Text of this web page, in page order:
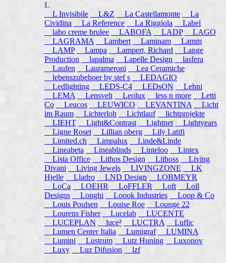
L
L Invisibile
L&Z La Castellamonte
La
Cividina
La Reference La Riggiola
Label
labo creme brulee
LABOFA LADP
LAGO
LAGRAMA
Lambert Laminam
Lamm
LAMP
Lampa Lampert, Richard
Lange
Production
lapalma Lapelle Design
lasfera
Laufen
Laurameroni
Lea Ceramiche
lebenszubehoer by stef s
LEDAGIO
Ledlighting
LEDS-C4 LEDsON
Lehni
LEMA
Lensvelt Leolux less n more
Letti
Co
Leucos LEUWICO LEVANTINA
Licht
im Raum
Lichterloh Lichtlauf lichtprojekte
LIEHT
Light&Contrast Lightnet
Lightyears
Ligne Roset
Lillian oberg
Lily Latifi
Limited.ch
Limpalux
Linde&Linde
Lineabeta
Lineablinds Linteloo
Lintex
Lista Office Lithos Design Lithoss
Living
Divani
Living Jewels LIVINGZONE
LK
Hjelle
Lladro LND Design
LOBMEYR
LoCa
LOEHR LoFFLER Loft
Loll
Designs
Longhi Loook Industries
Loop & Co
Louis Poulsen
Louise Roe
Lounge 22
Lourens Fisher
Lucelab
LUCENTE
LUCEPLAN
luce² LUCTRA
Luflic
Lumen Center Italia
Lumigraf
LUMINA
Lumini
Lustrum Lutz Huning
Luxonov
Luxy
Luz Difusion lzf